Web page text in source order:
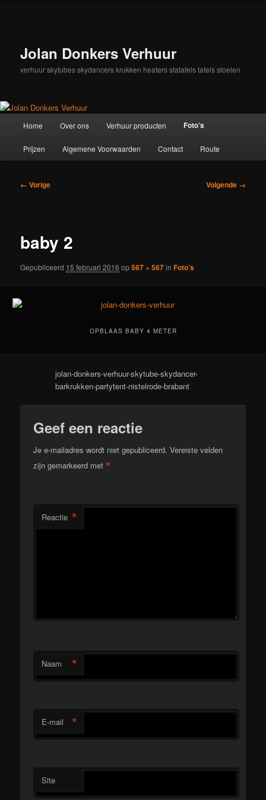
inhoudJolan Donkers Verhuur
verhuur skytubes skydancers krukken heaters statafels tafels stoelen
Home Over ons Verhuur producten Foto’s
Prijzen Algemene Voorwaarden Contact Route
Afbeeldingsnavigatie
← Vorige Volgende →
baby 2
Gepubliceerd 15 februari 2016 op567 × 567inFoto’s
OPBLAAS BABY 4 METER
jolan-donkers-verhuur-skytube-skydancer-
barkrukken-partytent-nistelrode-brabant
Geef een reactie
Je e-mailadres wordt niet gepubliceerd. Vereiste velden
zijn gemarkeerd met*
Reactie *
Naam *
E-mail *
Site